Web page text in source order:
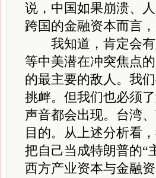
说，中国如果崩溃、
跨国的金融资本而言
我知道，肯定会有
等中美潜在冲突焦点
的最主要的敌人。我
挑衅。但我们也必须
声音都会出现。台湾
目的。从上述分析看
把自己当成特朗普的“
西方产业资本与金融